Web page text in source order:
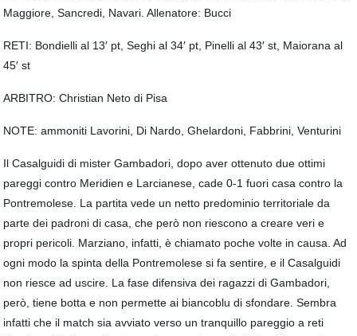
Maggiore, Sancredi, Navari. Allenatore: Bucci
RETI: Bondielli al 13′ pt, Seghi al 34′ pt, Pinelli al 43′ st, Maiorana al
45′ st
ARBITRO: Christian Neto di Pisa
NOTE: ammoniti Lavorini, Di Nardo, Ghelardoni, Fabbrini, Venturini
Il Casalguidi di mister Gambadori, dopo aver ottenuto due ottimi
pareggi contro Meridien e Larcianese, cade 0-1 fuori casa contro la
Pontremolese. La partita vede un netto predominio territoriale da
parte dei padroni di casa, che però non riescono a creare veri e
propri pericoli. Marziano, infatti, è chiamato poche volte in causa. Ad
ogni modo la spinta della Pontremolese si fa sentire, e il Casalguidi
non riesce ad uscire. La fase difensiva dei ragazzi di Gambadori,
però, tiene botta e non permette ai biancoblu di sfondare. Sembra
infatti che il match sia avviato verso un tranquillo pareggio a reti